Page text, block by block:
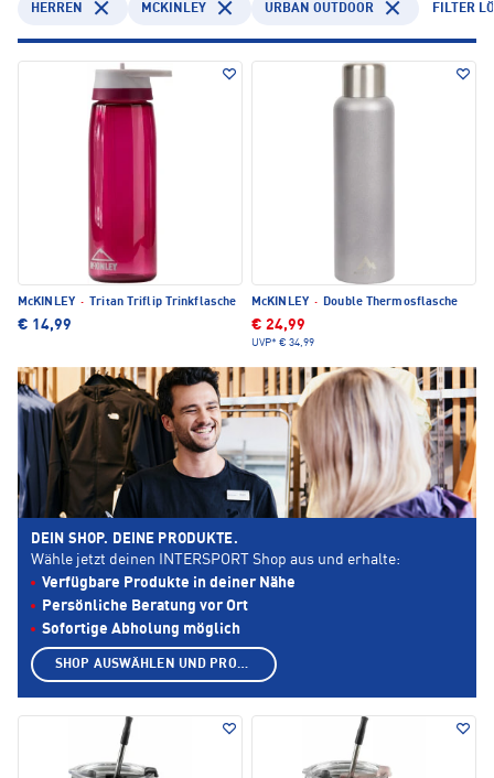
HERREN MCKINLEY URBAN OUTDOOR FILTER
McKINLEY · Tritan Triflip Trinkflasche
€ 14,99
McKINLEY · Double Thermosflasche
€ 24,99
UVP* € 34,99
DEIN SHOP. DEINE PRODUKTE.
Wähle jetzt deinen INTERSPORT Shop aus und erhalte:
Verfügbare Produkte in deiner Nähe
Persönliche Beratung vor Ort
Sofortige Abholung möglich
SHOP AUSWÄHLEN UND PRODUKTE ANZEIGEN